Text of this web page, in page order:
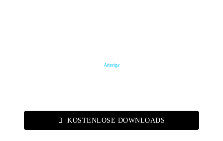
Anzeige
KOSTENLOSE DOWNLOADS